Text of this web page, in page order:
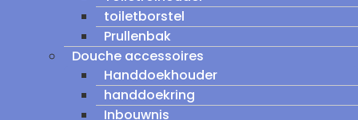
toiletborstel
Prullenbak
Douche accessoires
Handdoekhouder
handdoekring
Inbouwnis